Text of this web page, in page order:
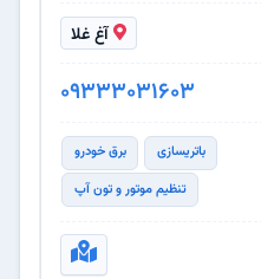
آغ غلا
09333031603
باتریسازی
برق خودرو
تنظیم موتور و تون آپ